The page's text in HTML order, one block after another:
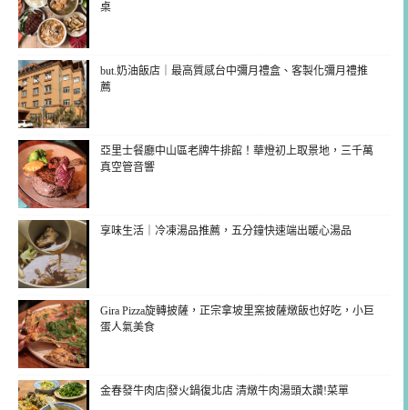
桌
but.奶油飯店｜最高質感台中彌月禮盒、客製化彌月禮推
薦
亞里士餐廳中山區老牌牛排館！華燈初上取景地，三千萬
真空管音響
享味生活｜冷凍湯品推薦，五分鐘快速端出暖心湯品
Gira Pizza旋轉披薩，正宗拿坡里窯披薩燉飯也好吃，小巨
蛋人氣美食
金春發牛肉店|發火鍋復北店 清燉牛肉湯頭太讚!菜單